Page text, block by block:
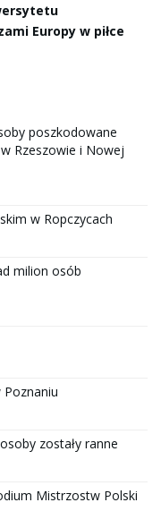
Europy w piłce
poszkodowane
Rzeszowie i Nowej
w Ropczycach
milion osób
zostały ranne
Mistrzostw Polski